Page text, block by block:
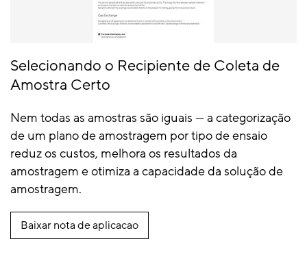
Selecionando o Recipiente de Coleta de
Amostra Certo
Nem todas as amostras são iguais — a categorização
de um plano de amostragem por tipo de ensaio
reduz os custos, melhora os resultados da
amostragem e otimiza a capacidade da solução de
amostragem.
Baixar nota de aplicacao